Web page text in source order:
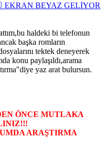
EKRAN BEYAZ GELİYOR
haldeki bi telefonun
başka romların
tektek deneyerek
konu paylaşıldı,arama
yaz arat bulursun.
ÖNCE MUTLAKA
ARAŞTIRMA